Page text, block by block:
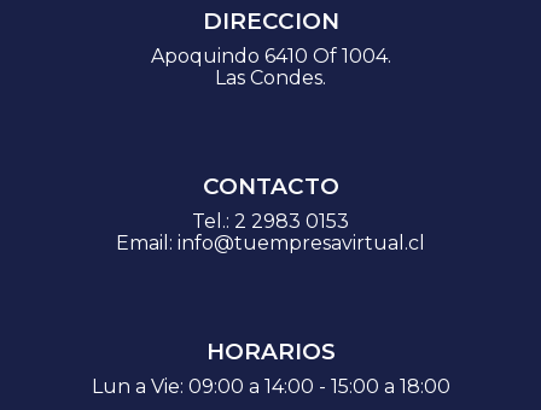
DIRECCION
Apoquindo 6410 Of 1004.
Las Condes.
CONTACTO
Tel.: 2 2983 0153
Email: info@tuempresavirtual.cl
HORARIOS
Lun a Vie: 09:00 a 14:00 - 15:00 a 18:00